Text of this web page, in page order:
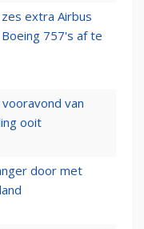
extra Airbus
757's af te
vooravond van
ooit
door met